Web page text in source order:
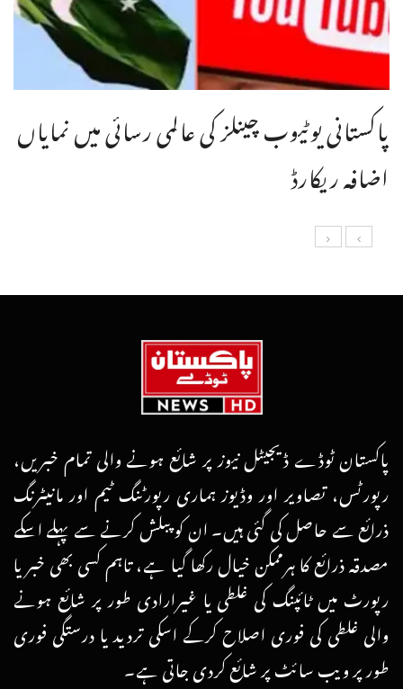
پاکستانی یوٹیوب چینلز کی عالمی رسائی میں نمایاں
اضافہ ریکارڈ
پاکستان ٹوڈے ڈیجیٹل نیوز پر شائع ہونے والی تمام خبریں،
رپورٹس، تصاویر اور وڈیوز ہماری رپورٹنگ ٹیم اور مانیٹرنگ
ذرائع سے حاصل کی گئی ہیں۔ ان کو پبلش کرنے سے پہلے اسکے
مصدقہ ذرائع کا ہرممکن خیال رکھا گیا ہے، تاہم کسی بھی خبر یا
رپورٹ میں ٹائپنگ کی غلطی یا غیرارادی طور پر شائع ہونے
والی غلطی کی فوری اصلاح کرکے اسکی تردید یا درستگی فوری
طور پر ویب سائٹ پر شائع کردی جاتی ہے۔